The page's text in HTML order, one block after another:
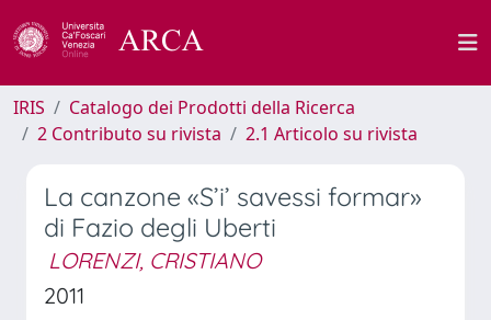
IRIS
Catalogo dei Prodotti della Ricerca
2 Contributo su rivista
2.1 Articolo su rivista
La canzone «S’i’ savessi formar»
di Fazio degli Uberti
LORENZI, CRISTIANO
2011